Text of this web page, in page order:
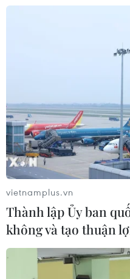
TIN CÙNG
Đường ống xuyên
mới trong liên kết năng
vietnamplus.vn
Thành lập Ủy ban
không và tạo thuận